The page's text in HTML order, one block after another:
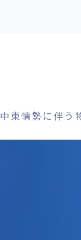
中東情勢に伴う